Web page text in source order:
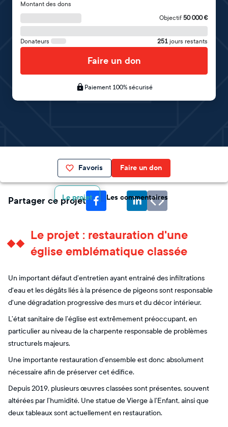
Montant des dons
Objectif 50 000€
Donateurs 251 jours restants
Faire un don
Paiement 100% sécurisé
Favoris Faire un don
Le projet Les commentaires
Partager ce projet
Le projet : restauration d'une
église emblématique classée
Un important défaut d’entretien ayant entrainé des infiltrations
d'eau et les dégâts liés à la présence de pigeons sont responsable
d'une dégradation progressive des murs et du décor intérieur.
L’état sanitaire de l’église est extrêmement préoccupant, en
particulier au niveau de la charpente responsable de problèmes
structurels majeurs.
Une importante restauration d’ensemble est donc absolument
nécessaire afin de préserver cet édifice.
Depuis 2019, plusieurs œuvres classées sont présentes, souvent
altérées par l’humidité. Une statue de Vierge à l’Enfant, ainsi que
deux tableaux sont actuellement en restauration.